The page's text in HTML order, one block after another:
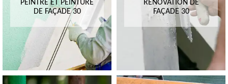
PEINTRE ET PEINTURE
DE FAÇADE 30
RÉNOVATION DE
FAÇADE 30